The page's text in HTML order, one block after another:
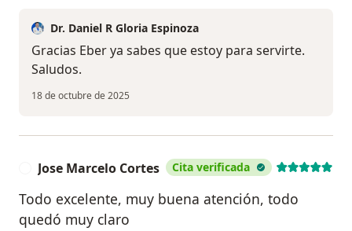
Dr. Daniel R Gloria Espinoza
Gracias Eber ya sabes que estoy para servirte.
Saludos.
18 de octubre de 2025
Jose Marcelo Cortes Cita verificada
Todo excelente, muy buena atención, todo
quedó muy claro